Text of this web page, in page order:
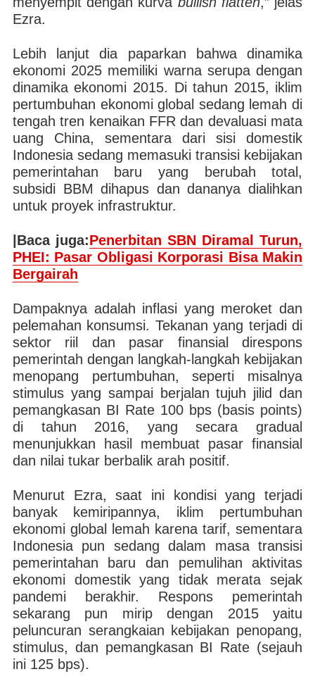
Ezra.
Lebih lanjut dia paparkan bahwa dinamika
ekonomi 2025 memiliki warna serupa dengan
dinamika ekonomi 2015. Di tahun 2015, iklim
pertumbuhan ekonomi global sedang lemah di
tengah tren kenaikan FFR dan devaluasi mata
uang China, sementara dari sisi domestik
Indonesia sedang memasuki transisi kebijakan
pemerintahan baru yang berubah total,
subsidi BBM dihapus dan dananya dialihkan
untuk proyek infrastruktur.
|Baca juga:Penerbitan SBN Diramal Turun,
PHEI: Pasar Obligasi Korporasi Bisa Makin
Bergairah
Dampaknya adalah inflasi yang meroket dan
pelemahan konsumsi. Tekanan yang terjadi di
sektor riil dan pasar finansial direspons
pemerintah dengan langkah-langkah kebijakan
menopang pertumbuhan, seperti misalnya
stimulus yang sampai berjalan tujuh jilid dan
pemangkasan BI Rate 100 bps (basis points)
di tahun 2016, yang secara gradual
menunjukkan hasil membuat pasar finansial
dan nilai tukar berbalik arah positif.
Menurut Ezra, saat ini kondisi yang terjadi
banyak kemiripannya, iklim pertumbuhan
ekonomi global lemah karena tarif, sementara
Indonesia pun sedang dalam masa transisi
pemerintahan baru dan pemulihan aktivitas
ekonomi domestik yang tidak merata sejak
pandemi berakhir. Respons pemerintah
sekarang pun mirip dengan 2015 yaitu
peluncuran serangkaian kebijakan penopang,
stimulus, dan pemangkasan BI Rate (sejauh
ini 125 bps).